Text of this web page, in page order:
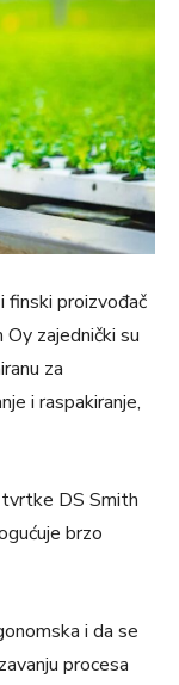
finski proizvođač
zajednički su
za
i raspakiranje,
DS Smith
brzo
i da se
procesa